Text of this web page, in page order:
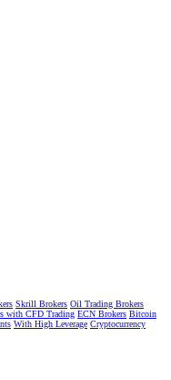
Skrill Brokers Oil Trading Brokers
with CFD Trading ECN Brokers Bitcoin
With High Leverage Cryptocurrency